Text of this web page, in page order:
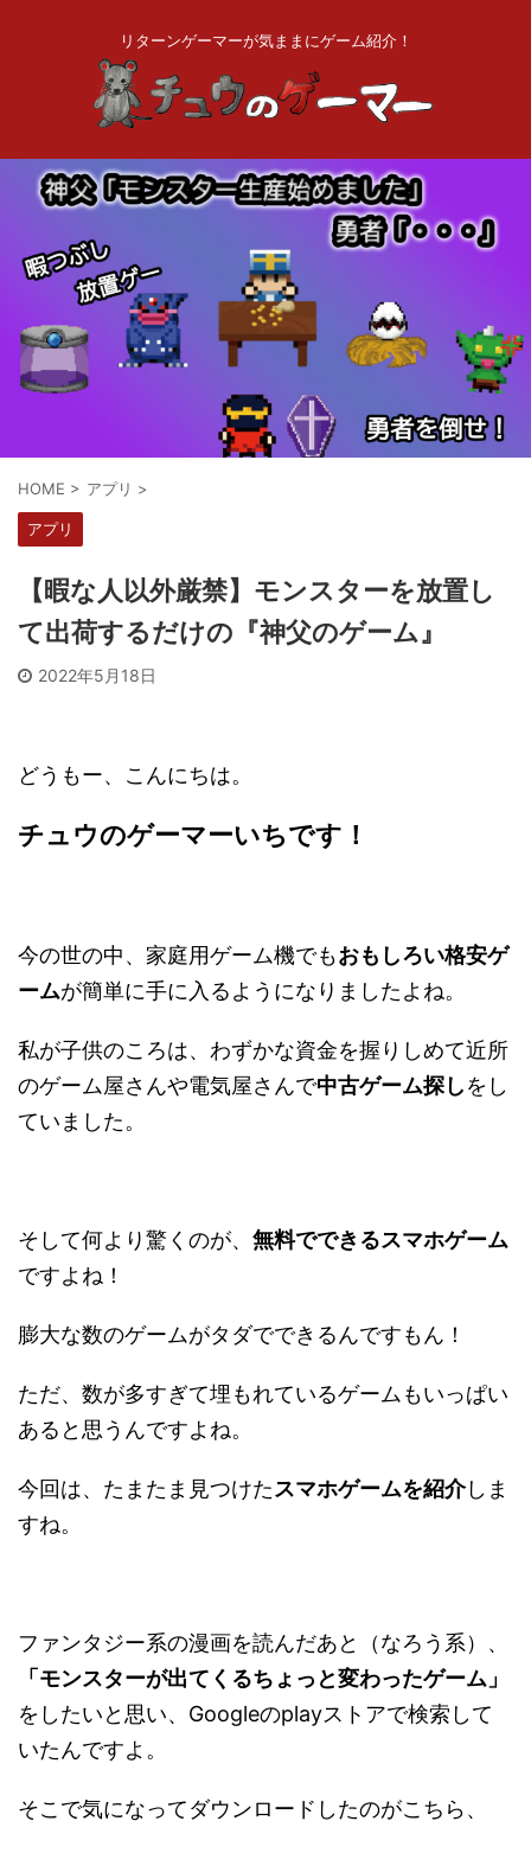
リターンゲーマーが気ままにゲーム紹介！
HOME > アプリ >
アプリ
【暇な人以外厳禁】モンスターを放置し
て出荷するだけの『神父のゲーム』
2022年5月18日
どうもー、こんにちは。
チュウのゲーマーいちです！
今の世の中、家庭用ゲーム機でもおもしろい格安ゲ
ームが簡単に手に入るようになりましたよね。
私が子供のころは、わずかな資金を握りしめて近所
のゲーム屋さんや電気屋さんで中古ゲーム探しをし
ていました。
そして何より驚くのが、 無料でできるスマホゲーム
ですよね！
膨大な数のゲームがタダでできるんですもん！
ただ、数が多すぎて埋もれているゲームもいっぱい
あると思うんですよね。
今回は、たまたま見つけたスマホゲームを紹介しま
すね。
ファンタジー系の漫画を読んだあと（なろう系）、
「モンスターが出てくるちょっと変わったゲーム」
をしたいと思い、Googleのplayストアで検索して
いたんですよ。
そこで気になってダウンロードしたのがこちら、